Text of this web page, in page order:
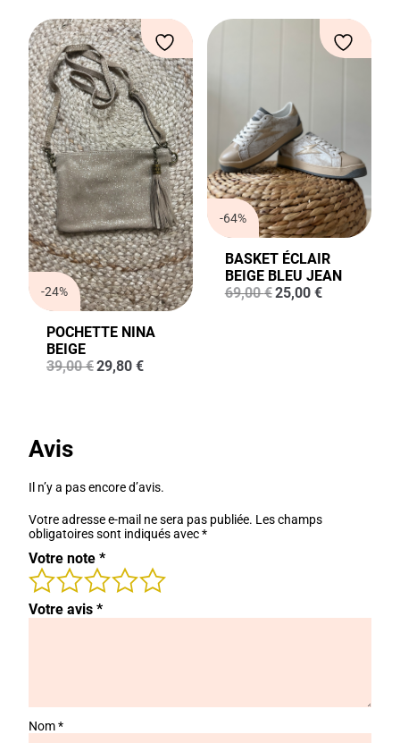
-24%
POCHETTE NINA
BEIGE
39,00€Le
29,80 €Le
-64%
BASKET ÉCLAIR
BEIGE BLEU JEAN
69,00€Le
25,00 €Le
Avis
Il n’y a pas encore d’avis.
Votre adresse e-mail ne sera pas publiée. Les champs
obligatoires sont indiqués avec*
Votre note *
Votre avis *
Nom*